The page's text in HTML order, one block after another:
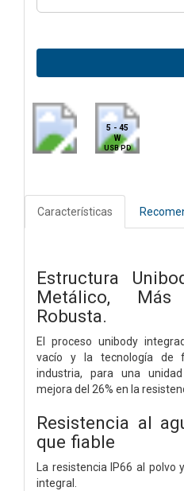
5 - 45
W
USB PD
Características
Estructura
Metálico,
Robusta.
El proceso unibody
vacío y la tecnología de
industria, para una
mejora del 26% en la
Resistencia al
que fiable
La resistencia IP66 al
integral.